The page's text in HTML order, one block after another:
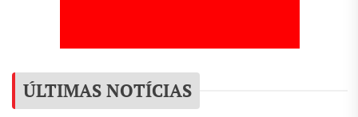
ÚLTIMAS NOTÍCIAS